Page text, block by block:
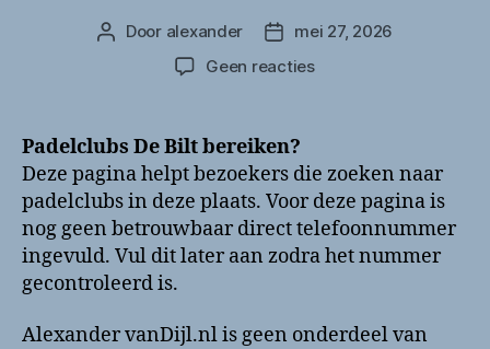
Berichtauteur
Door alexander Berichtdatum
mei 27, 2026
Geen reactiesop
bellen?
Telefoonnummer
en
contactinformatie
Padelclubs De Bilt bereiken?
Deze pagina helpt bezoekers die zoeken naar
padelclubs in deze plaats. Voor deze pagina is
nog geen betrouwbaar direct telefoonnummer
ingevuld. Vul dit later aan zodra het nummer
gecontroleerd is.
Alexander vanDijl.nl is geen onderdeel van